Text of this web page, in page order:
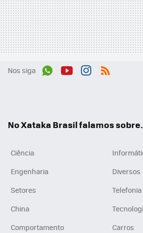
Nos siga
No Xataka Brasil falamos
Ciência
Engenharia
Diversos
Setores
Telefonia
China
Comportamento
Carros